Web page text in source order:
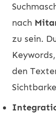
nach
zu sein.
den